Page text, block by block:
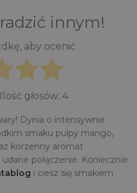
innym!
aby ocenić
głosów: 4
Dynia o intensywnie
smaku pulpy mango,
korzenny aromat
połączenie. Koniecznie
i ciesz się smakiem